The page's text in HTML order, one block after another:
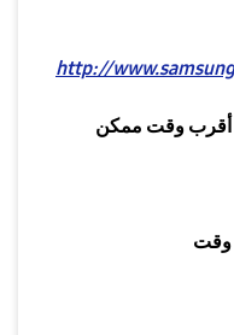
http://
أقرب وقت ممكن
وقت